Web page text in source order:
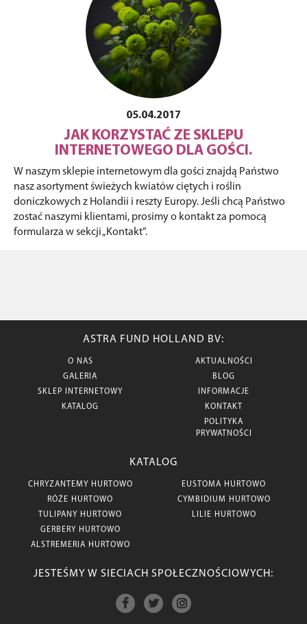
05.04.2017
JAK KORZYSTAĆ ZE SKLEPU
INTERNETOWEGO DLA GOŚCI.
W naszym sklepie internetowym dla gości znajdą Państwo
nasz asortyment świeżych kwiatów ciętych i roślin
doniczkowych z Holandii i reszty Europy. Jeśli chcą Państwo
zostać naszymi klientami, prosimy o kontakt za pomocą
formularza w sekcji „Kontakt”.
ASTRA FUND HOLLAND BV:
O NAS
GALERIA
SKLEP INTERNETOWY
KATALOG
AKTUALNOŚCI
BLOG
INFORMACJE
KONTAKT
POLITYKA
PRYWATNOŚCI
KATALOG
CHRYZANTEMY HURTOWO
RÓŻE HURTOWO
TULIPANY HURTOWO
GERBERY HURTOWO
ALSTREMERIA HURTOWO
EUSTOMA HURTOWO
CYMBIDIUM HURTOWO
LILIE HURTOWO
JESTEŚMY W SIECIACH SPOŁECZNOŚCIOWYCH: